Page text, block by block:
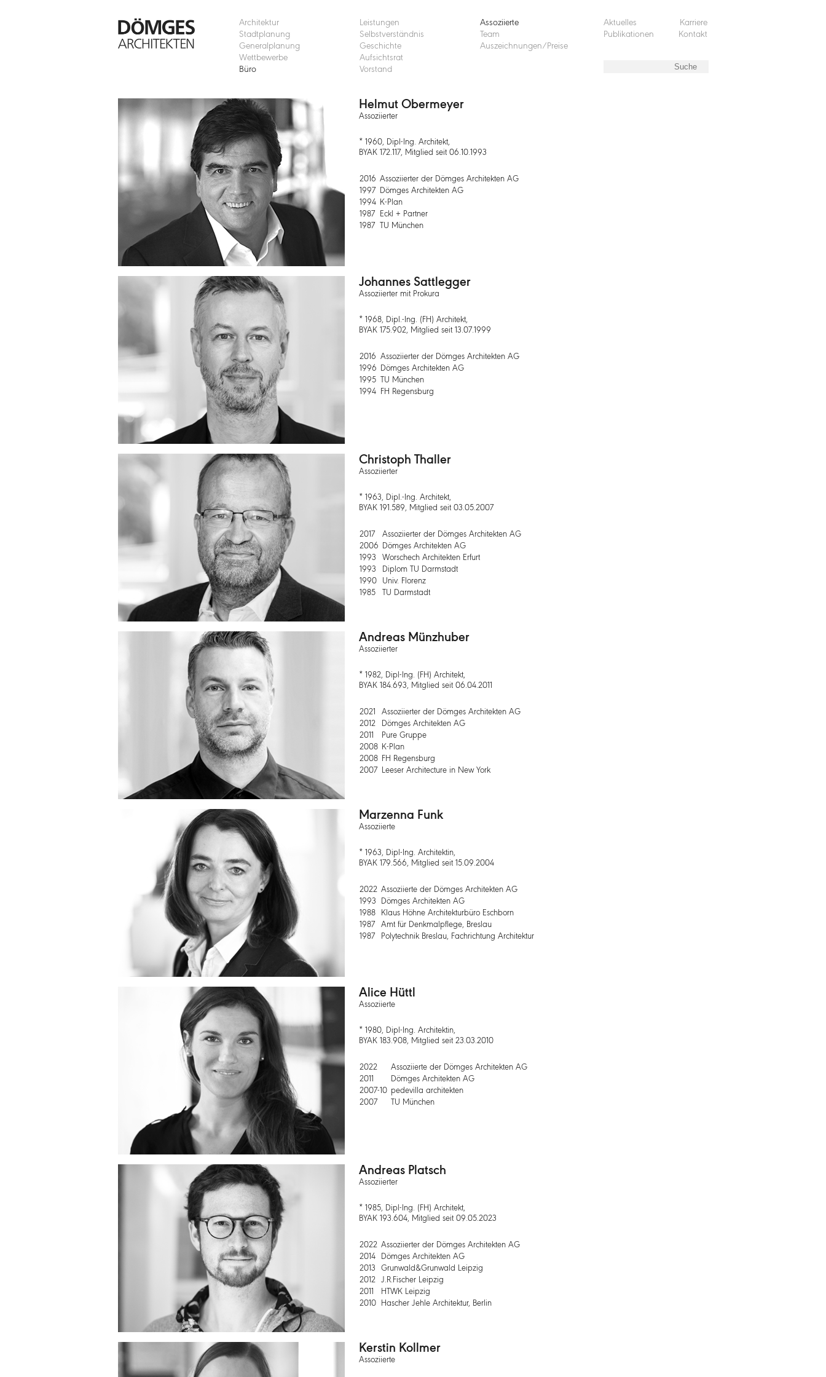
Architektur
Stadtplanung
Generalplanung
Wettbewerbe
Büro
Leistungen
Selbstverständnis
Geschichte
Aufsichtsrat
Vorstand
Assoziierte
Team
Auszeichnungen/Preise
Aktuelles
Karriere
Publikationen
Kontakt
Helmut Obermeyer
Assoziierter
* 1960, Dipl-Ing. Architekt,
BYAK 172.117, Mitglied seit 06.10.1993
2016 Assoziierter der Dömges Architekten AG
1997 Dömges Architekten AG
1994 K-Plan
1987 Eckl + Partner
1987
TU München
Johannes Sattlegger
Assoziierter mit Prokura
* 1968, Dipl.-Ing. (FH) Architekt,
BYAK 175.902, Mitglied seit 13.07.1999
2016 Assoziierter der Dömges Architekten AG
1996 Dömges Architekten AG
1995 TU München
1994 FH Regensburg
Christoph Thaller
Assoziierter
* 1963, Dipl.-Ing. Architekt,
BYAK 191.589, Mitglied seit 03.05.2007
2017
Assoziierter der Dömges Architekten AG
2006 Dömges Architekten AG
1993
Worschech Architekten Erfurt
1993
Diplom TU Darmstadt
1990
Univ. Florenz
1985
TU Darmstadt
Andreas Münzhuber
Assoziierter
* 1982, Dipl-Ing. (FH) Architekt,
BYAK 184.693, Mitglied seit 06.04.2011
2021
Assoziierter der Dömges Architekten AG
2012
Dömges Architekten AG
2011
Pure Gruppe
2008 K-Plan
2008 FH Regensburg
2007 Leeser Architecture in New York
Marzenna Funk
Assoziierte
* 1963, Dipl-Ing. Architektin,
BYAK 179.566, Mitglied seit 15.09.2004
2022 Assoziierte der Dömges Architekten AG
1993
Dömges Architekten AG
1988
Klaus Höhne Architekturbüro Eschborn
1987
Amt für Denkmalpflege, Breslau
1987
Polytechnik Breslau, Fachrichtung Architektur
Alice Hüttl
Assoziierte
* 1980, Dipl-Ing. Architektin,
BYAK 183.908, Mitglied seit 23.03.2010
2022
Assoziierte der Dömges Architekten AG
2011
Dömges Architekten AG
2007-10 pedevilla architekten
2007
TU München
Andreas Platsch
Assoziierter
* 1985, Dipl-Ing. (FH) Architekt,
BYAK 193.604, Mitglied seit 09.05.2023
2022 Assoziierter der Dömges Architekten AG
2014
Dömges Architekten AG
2013
Grunwald&Grunwald Leipzig
2012 J.R.Fischer Leipzig
2011
HTWK Leipzig
2010 Hascher Jehle Architektur, Berlin
Kerstin Kollmer
Assoziierte